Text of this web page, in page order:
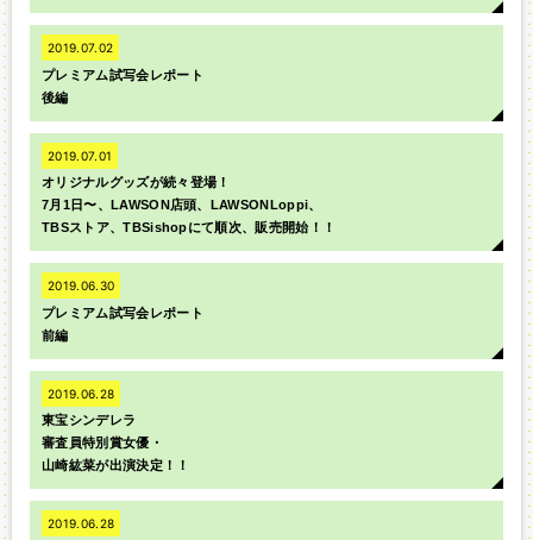
2019.07.02
プレミアム試写会レポート
後編
2019.07.01
オリジナルグッズが続々登場！
7月1日〜、LAWSON店頭、LAWSONLoppi、
TBSストア、TBSishopにて順次、販売開始！！
2019.06.30
プレミアム試写会レポート
前編
2019.06.28
東宝シンデレラ
審査員特別賞女優・
山崎紘菜が出演決定！！
2019.06.28